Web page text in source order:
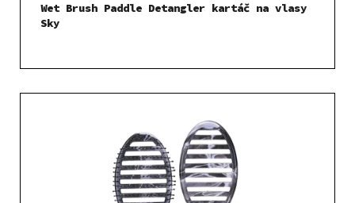
Wet Brush Paddle Detangler kartáč na vlasy
Sky